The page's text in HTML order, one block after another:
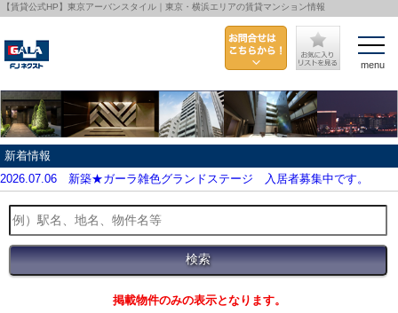
【賃貸公式HP】東京アーバンスタイル｜東京・横浜エリアの賃貸マンション情報
新着情報
2026.07.06 新築★ガーラ雑色グランドステージ 入居者募集中です。
掲載物件のみの表示となります。
menu